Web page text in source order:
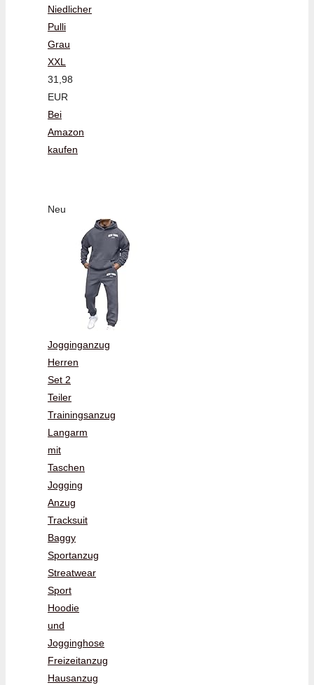
Niedlicher
Pulli
Grau
XXL
31,98
EUR
Bei
Amazon
kaufen
Neu
Jogginganzug
Herren
Set 2
Teiler
Trainingsanzug
Langarm
mit
Taschen
Jogging
Anzug
Tracksuit
Baggy
Sportanzug
Streatwear
Sport
Hoodie
und
Jogginghose
Freizeitanzug
Hausanzug